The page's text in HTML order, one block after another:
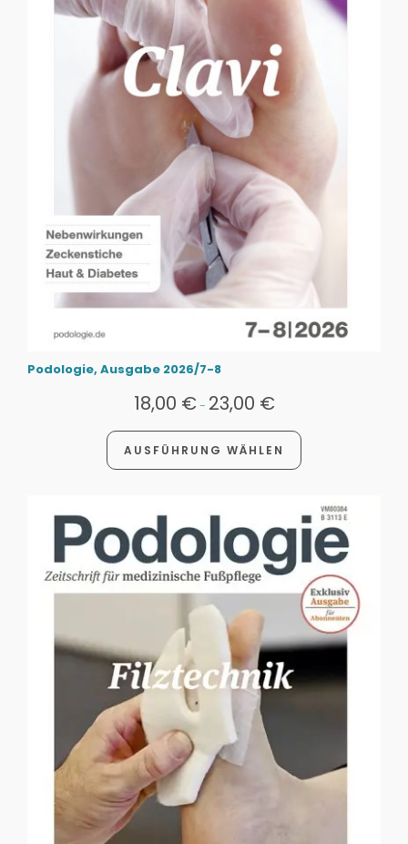
Podologie, Ausgabe 2026/7-8
18,00 €- 23,00 €
AUSFÜHRUNG WÄHLEN